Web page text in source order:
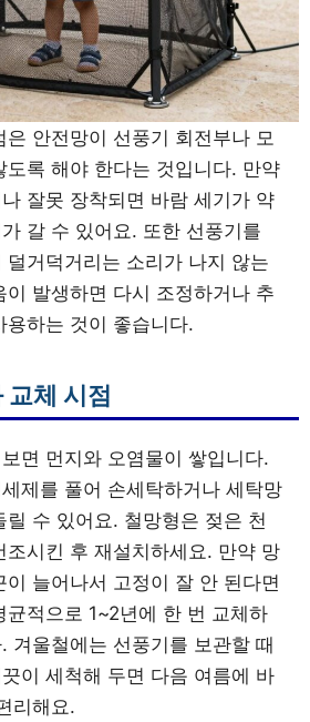
안전망이 선풍기 회전부나 모
도록 해야 한다는 것입니다. 만약
잘못 장착되면 바람 세기가 약
갈 수 있어요. 또한 선풍기를
거덕거리는 소리가 나지 않는
이 발생하면 다시 조정하거나 추
용하는 것이 좋습니다.
교체 시점
면 먼지와 오염물이 쌓입니다.
제를 풀어 손세탁하거나 세탁망
릴 수 있어요. 철망형은 젖은 천
조시킨 후 재설치하세요. 만약 망
이 늘어나서 고정이 잘 안 된다면
균적으로 1~2년에 한 번 교체하
겨울철에는 선풍기를 보관할 때
이 세척해 두면 다음 여름에 바
리해요.